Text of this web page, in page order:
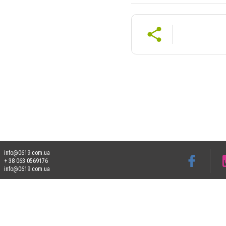
info@0619.com.ua
+ 38 063 0569176
info@0619.com.ua